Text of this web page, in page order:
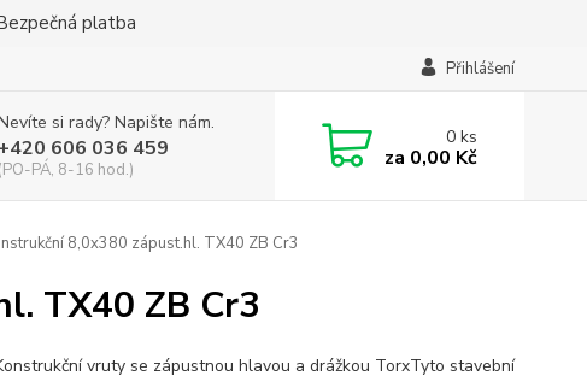
platba
Přihlášení
si rady? Napište nám.
+420 606 036 459
(PO-PÁ, 8-16 hod.)
0ks
za 0,00 Kč
8,0x380 zápust.hl. TX40 ZB Cr3
TX40 ZB Cr3
vruty se zápustnou hlavou a drážkou TorxTyto stavební